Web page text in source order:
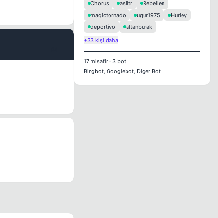
Chorus asiltr
Rebellen
magictornado
ugur1975
Hurley
deportivo
altanburak
+33 kişi daha
17 misafir · 3 bot
Bingbot, Googlebot, Diger Bot